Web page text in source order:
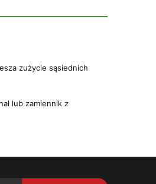
zużycie sąsiednich
lub zamiennik z